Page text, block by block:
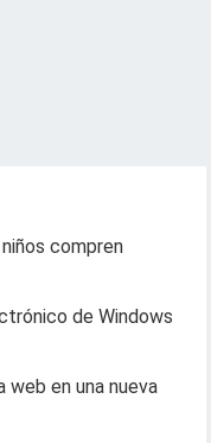
compren
de Windows
web en una nueva